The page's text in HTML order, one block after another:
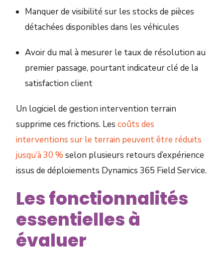
Manquer de visibilité sur les stocks de pièces
détachées disponibles dans les véhicules
Avoir du mal à mesurer le taux de résolution au
premier passage, pourtant indicateur clé de la
satisfaction client
Un logiciel de gestion intervention terrain
supprime ces frictions. Lescoûts des
interventions sur le terrain peuvent être réduits
jusqu’à 30 % selon plusieurs retours d’expérience
issus de déploiements Dynamics 365 Field Service.
Les fonctionnalités
essentielles à
évaluer